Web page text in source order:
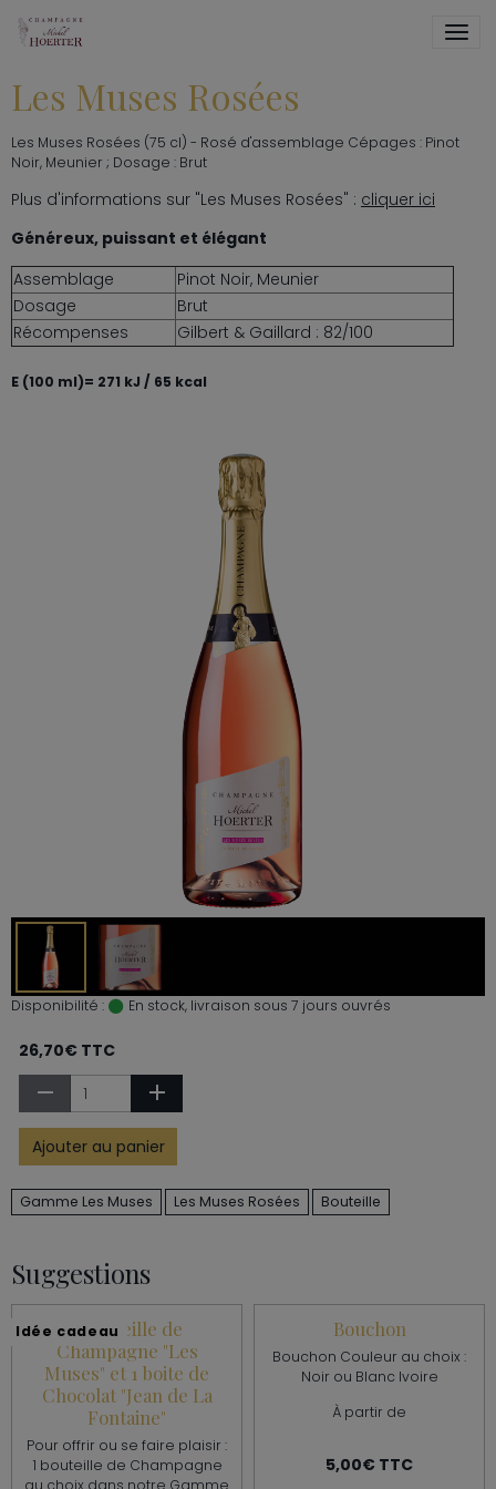
Les Muses Rosées
Les Muses Rosées (75 cl) - Rosé d'assemblage Cépages : Pinot
Noir, Meunier ; Dosage : Brut
Plus d'informations sur "Les Muses Rosées" : cliquer ici
Généreux, puissant et élégant
Assemblage
Pinot Noir, Meunier
Dosage
Brut
Récompenses
Gilbert & Gaillard : 82/100
E (100 ml)= 271 kJ / 65 kcal
Disponibilité : En stock, livraison sous 7 jours ouvrés
26,70€ TTC
Ajouter au panier
Gamme Les Muses Les Muses Rosées Bouteille
Suggestions
Idée cadeau1 bouteille de
Champagne "Les
Muses" et 1 boite de
Chocolat "Jean de La
Fontaine"
Pour offrir ou se faire plaisir :
1 bouteille de Champagne
au choix dans notre Gamme
Bouchon
Bouchon Couleur au choix :
Noir ou Blanc Ivoire
À partir de
5,00€ TTC